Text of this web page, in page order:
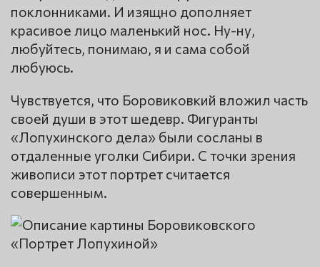
поклонниками. И изящно дополняет
красивое лицо маленький нос. Ну-ну,
любуйтесь, понимаю, я и сама собой
любуюсь.
Чувствуется, что Боровиковкий вложил часть
своей души в этот шедевр. Фигуранты
«Лопухинского дела» были сосланы в
отдаленные уголки Сибири. С точки зрения
живописи этот портрет считается
совершенным.